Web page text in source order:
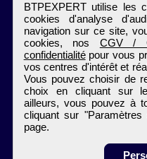
BTPEXPERT utilise les
cookies d'analyse
navigation sur ce site,
cookies, nos CGV /
confidentialitépour vous
vos centres d'intérêt et
Vous pouvez choisir de
choix en cliquant sur
ailleurs, vous pouvez à
cliquant sur
page.